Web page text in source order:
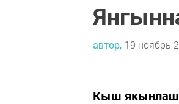
автор, 19 ноябрь
Кыш